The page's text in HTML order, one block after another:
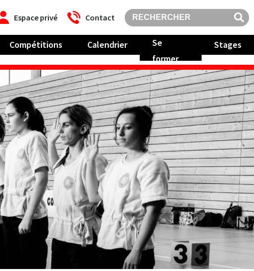
Espace privé Contact
Compétitions Calendrier
Se
former
Stages